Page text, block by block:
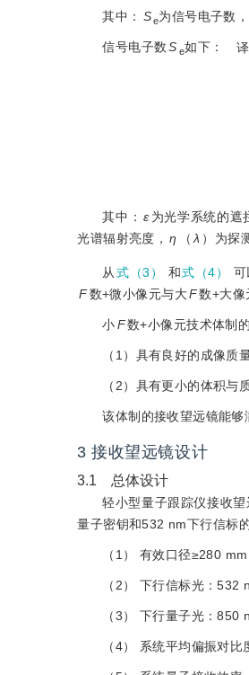
其中： Se为信号电子数，
信号电子数 S e如下： 译
其中： ε 为光学系统的遮
光谱辐射亮度， η （ λ ）为探
从 式（3） 和式（4）
F数+微小像元与大F数+大像
小F数+小像元技术体制
（1）具有良好的成像质
（2）具有更小的体积与
该体制的接收望远镜能够
3 接收望远镜设计
3.1 总体设计
轻小型量子跟踪仪接收
量子密钥和532 nm下行信标
（1） 有效口径≥280 mm
（2） 下行信标光：532
（3） 下行量子光：850
（4） 系统平均偏振对比